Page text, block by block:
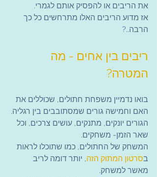
את הריבים או להפסיק אותם לגמרי.
אז מדוע הריבים האלו מתרחשים כל כך
הרבה..?
ריבים בין אחים - מה
המטרה?
בואו נדמיין משפחת חתולים, שכוללים את
האם וחמישה גורים שמסתובבים בין רגליה.
הגורים יונקים, מתנקים, עושים צרכים, וכל
שאר הזמן- משחקים.
המשחק של החתולים, כמו שתוכלו לראות
בסרטון המתוק הזה, יותר דומה לריב
מאשר למשחק.